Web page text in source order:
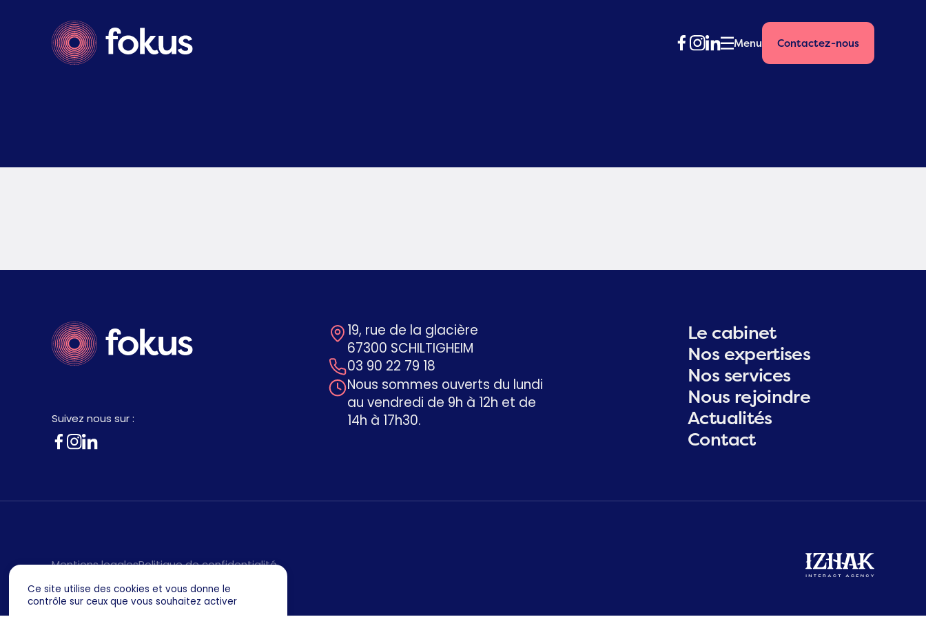
Menu Contactez-nous
Le cabinet
02Notre équipe
03Nos expertises
Postulez
Suivez nous sur :
19, rue de la glacière
67300 SCHILTIGHEIM
03 90 22 79 18
Nous sommes ouverts du lundi
au vendredi de 9h à 12h et de
14h à 17h30.
Le cabinet
Nos expertises
Nos services
Nous rejoindre
Actualités
Contact
Mentions legalesPolitique de confidentialité
Ce site utilise des cookies et vous donne le
contrôle sur ceux que vous souhaitez activer